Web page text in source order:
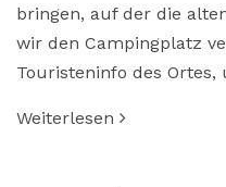
bringen, auf der die
wir den Campingplatz
Touristeninfo des Ortes,
Weiterlesen